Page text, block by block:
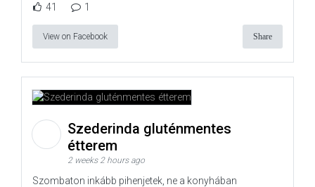
41 1
View on Facebook Share
Szederinda gluténmentes
étterem
2 weeks 2 hours ago
Szombaton inkább pihenjetek, ne a konyhában